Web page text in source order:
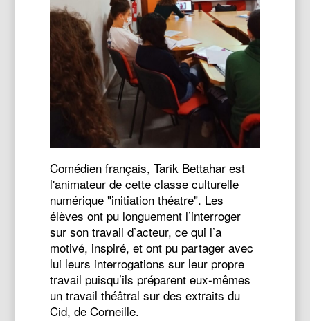
Comédien français, Tarik Bettahar est
l'animateur de cette classe culturelle
numérique "initiation théatre". Les
élèves ont pu longuement l’interroger
sur son travail d’acteur, ce qui l’a
motivé, inspiré, et ont pu partager avec
lui leurs interrogations sur leur propre
travail puisqu’ils préparent eux-mêmes
un travail théâtral sur des extraits du
Cid, de Corneille.